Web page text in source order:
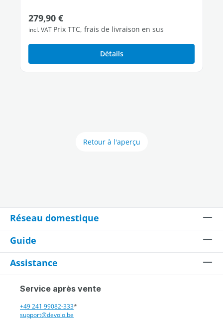
Prix régulier :
279,90 €
incl. VAT Prix TTC, frais de livraison en sus
Détails
Retour à l'aperçu
Réseau domestique
Guide
Assistance
Service après vente
+49 241 99082-333*
support@devolo.be